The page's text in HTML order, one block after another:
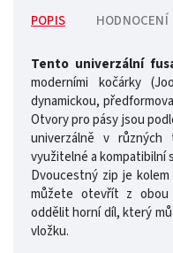
POPIS HODNOCENÍ
Tento univerzální
moderními kočárky
dynamickou,
Otvory pro pásy jsou
univerzálně v různých
využitelné a kompatibilní
Dvoucestný zip je
můžete otevřít z obou
oddělit horní díl, který
vložku.